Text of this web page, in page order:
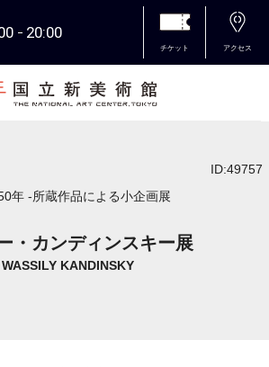
20:00
チケット アクセス
ID:49757
年 -所蔵作品による小企画展
・カンディンスキー展
WASSILY KANDINSKY